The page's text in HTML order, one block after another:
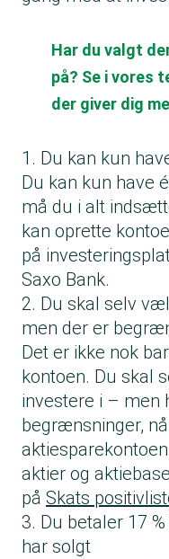
Har du valgt
på? Se i vores
der giver dig
1. Du kan kun
Du kan kun have
må du i alt
kan oprette
på
Saxo Bank.
2. Du skal selv
men der er
Det er ikke nok
kontoen. Du skal
investere i – men
begrænsninger,
aktier og
på Skats
3. Du betaler 17
har solgt